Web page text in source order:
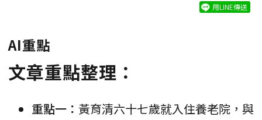
用LINE傳送
AI重點
文章重點整理：
重點一： 黃育清六十七歲就入住養老院，與